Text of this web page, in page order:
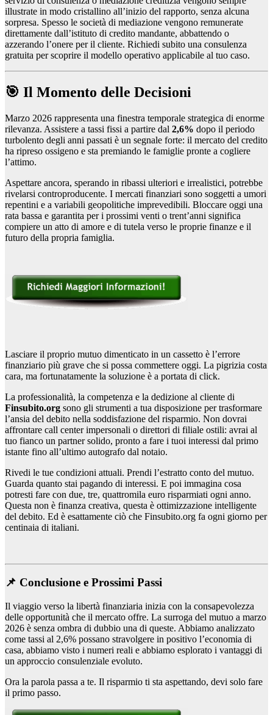
illustrate in modo cristallino all’inizio del rapporto, senza alcuna
sorpresa. Spesso le società di mediazione vengono remunerate
direttamente dall’istituto di credito mandante, abbattendo o
azzerando l’onere per il cliente. Richiedi subito una consulenza
gratuita per scoprire il modello operativo applicabile al tuo caso.
🎯 Il Momento delle Decisioni
Marzo 2026 rappresenta una finestra temporale strategica di enorme
rilevanza. Assistere a tassi fissi a partire dal 2,6% dopo il periodo
turbolento degli anni passati è un segnale forte: il mercato del credito
ha ripreso ossigeno e sta premiando le famiglie pronte a cogliere
l’attimo.
Aspettare ancora, sperando in ribassi ulteriori e irrealistici, potrebbe
rivelarsi controproducente. I mercati finanziari sono soggetti a umori
repentini e a variabili geopolitiche imprevedibili. Bloccare oggi una
rata bassa e garantita per i prossimi venti o trent’anni significa
compiere un atto di amore e di tutela verso le proprie finanze e il
futuro della propria famiglia.
Lasciare il proprio mutuo dimenticato in un cassetto è l’errore
finanziario più grave che si possa commettere oggi. La pigrizia costa
cara, ma fortunatamente la soluzione è a portata di click.
La professionalità, la competenza e la dedizione al cliente di
Finsubito.org sono gli strumenti a tua disposizione per trasformare
l’ansia del debito nella soddisfazione del risparmio. Non dovrai
affrontare call center impersonali o direttori di filiale ostili: avrai al
tuo fianco un partner solido, pronto a fare i tuoi interessi dal primo
istante fino all’ultimo autografo dal notaio.
Rivedi le tue condizioni attuali. Prendi l’estratto conto del mutuo.
Guarda quanto stai pagando di interessi. E poi immagina cosa
potresti fare con due, tre, quattromila euro risparmiati ogni anno.
Questa non è finanza creativa, questa è ottimizzazione intelligente
del debito. Ed è esattamente ciò che Finsubito.org fa ogni giorno per
centinaia di italiani.
📌 Conclusione e Prossimi Passi
Il viaggio verso la libertà finanziaria inizia con la consapevolezza
delle opportunità che il mercato offre. La surroga del mutuo a marzo
2026 è senza ombra di dubbio una di queste. Abbiamo analizzato
come tassi al 2,6% possano stravolgere in positivo l’economia di
casa, abbiamo visto i numeri reali e abbiamo esplorato i vantaggi di
un approccio consulenziale evoluto.
Ora la parola passa a te. Il risparmio ti sta aspettando, devi solo fare
il primo passo.